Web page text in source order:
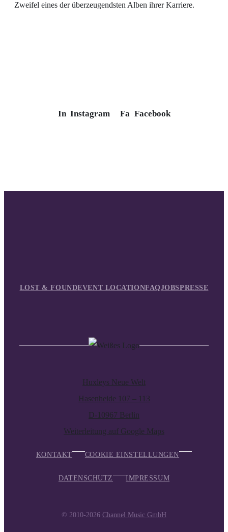
Zweifel eines der überzeugendsten Alben ihrer Karriere.
In Instagram Fa Facebook
LOST & FOUNDEVENT LOCATIONFAQJOBSPRESSE
Huxleys Neue Welt
Hasenheide 107 – 113
D-10967 Berlin
Weiterleitung auf Google Maps
KONTAKT COOKIE EINSTELLUNGEN
DATENSCHUTZ IMPRESSUM
© 2010-2026 Channel Music GmbH